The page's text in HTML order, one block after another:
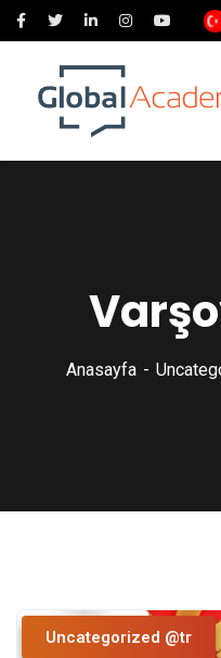
Anasayfa
Uncategorized @tr